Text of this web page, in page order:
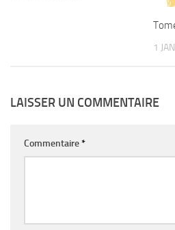
1
LAISSER UN COMMENTAIRE
Commentaire*